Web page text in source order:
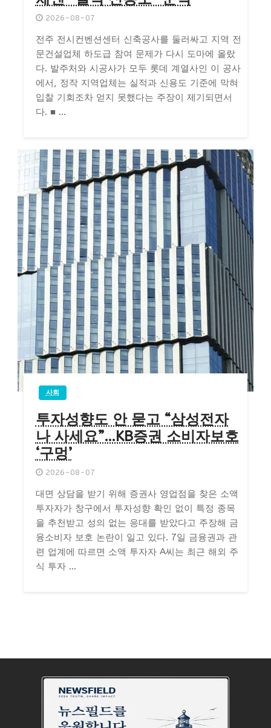
2026-08-07
전주 전시컨벤션센터 신축공사를 둘러싸고 지역 전
문건설업체 하도급 참여 문제가 다시 도마에 올랐
다. 발주처와 시공사가 모두 롯데 계열사인 이 공사
에서, 정작 지역업체는 실적과 신용도 기준에 막혀
입찰 기회조차 얻지 못했다는 주장이 제기되면서
다. ■ ...
사회
투자성향도 안 묻고 “삼성전자
나 사세요”…KB증권 소비자보호
‘구멍’
2026-08-07
대면 상담을 받기 위해 증권사 영업점을 찾은 소액
투자자가 창구에서 투자성향 확인 없이 특정 종목
을 추천받고 성의 없는 응대를 받았다고 주장해 금
융소비자 보호 논란이 일고 있다. 7일 금융권과 관
련 업계에 따르면 소액 투자자 A씨는 최근 해외 주
식 투자 ...